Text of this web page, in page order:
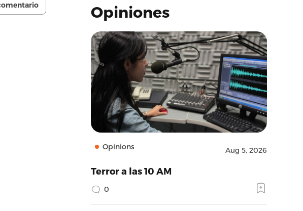
Opiniones
Opinions Aug 5, 2026
Terror a las 10 AM
0